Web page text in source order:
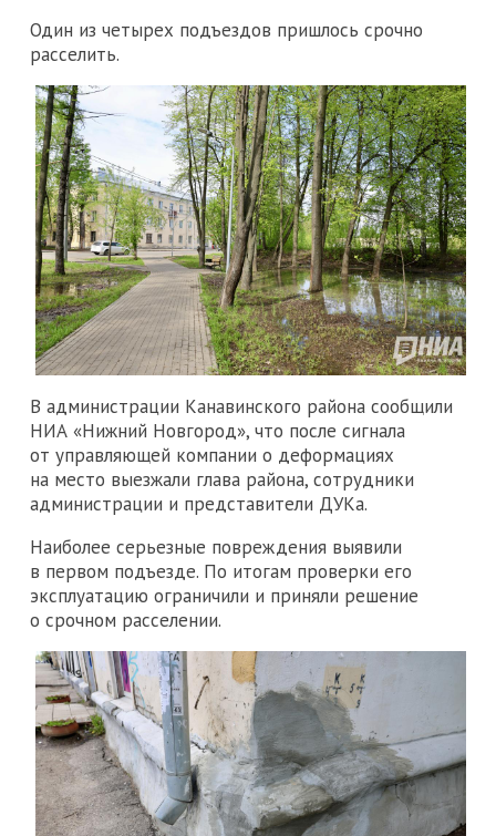
Один из четырех подъездов пришлось срочно
расселить.
В администрации Канавинского района сообщили
НИА «Нижний Новгород», что после сигнала
от управляющей компании о деформациях
на место выезжали глава района, сотрудники
администрации и представители ДУКа.
Наиболее серьезные повреждения выявили
в первом подъезде. По итогам проверки его
эксплуатацию ограничили и приняли решение
о срочном расселении.